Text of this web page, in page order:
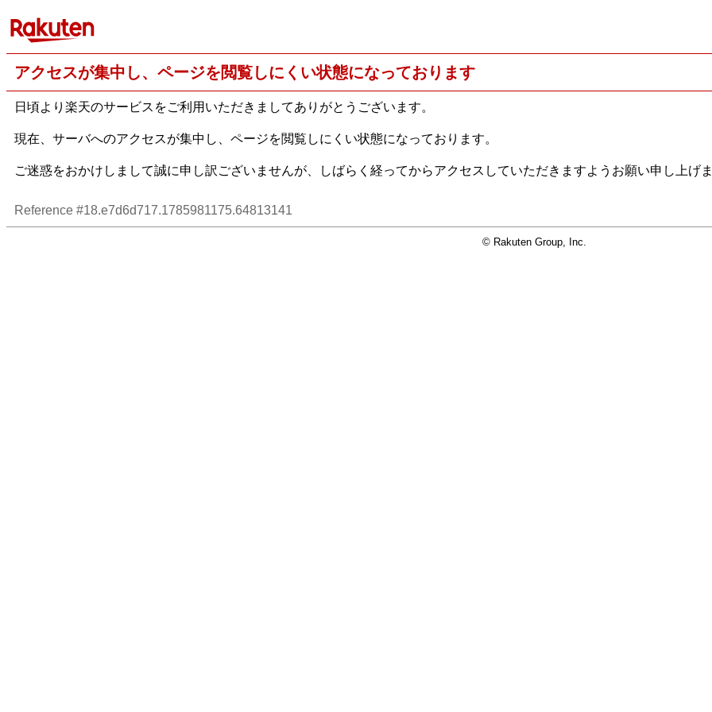
アクセスが集中し、ページを閲覧しにくい状態になっております
日頃より楽天のサービスをご利用いただきましてありがとうございます。
現在、サーバへのアクセスが集中し、ページを閲覧しにくい状態になっております。
ご迷惑をおかけしまして誠に申し訳ございませんが、しばらく経ってからアクセスしていただきますようお願い申し上げ
Reference #18.e7d6d717.1785981175.64813141
© Rakuten Group, Inc.